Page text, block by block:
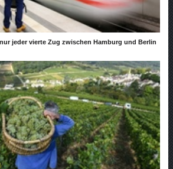
jeder vierte Zug zwischen Hamburg und Berlin